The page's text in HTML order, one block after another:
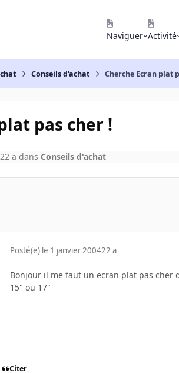
Naviguer Activité
Conseils d'achat Cherche Ecran plat
pas cher !
22 a dans Conseils d'achat
Posté(e) le 1 janvier 200422 a
Bonjour il me faut un ecran plat pas cher
15" ou 17"
Citer